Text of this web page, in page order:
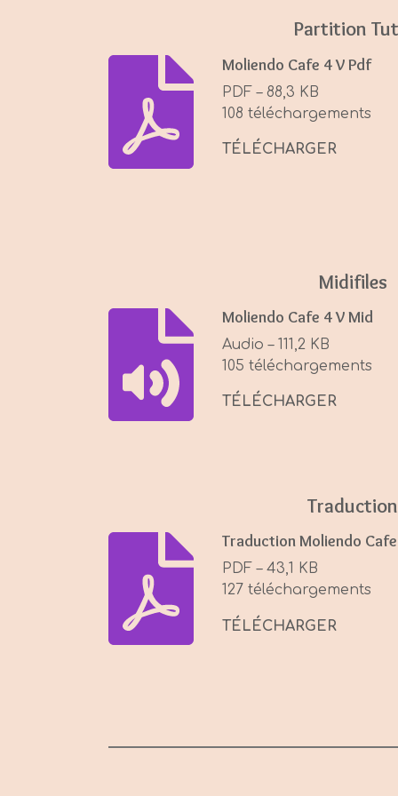
Partition
Moliendo Cafe 4 V Pdf
PDF – 88,3 KB
108 téléchargements
TÉLÉCHARGER
Midifiles
Moliendo Cafe 4 V Mid
Audio – 111,2 KB
105 téléchargements
TÉLÉCHARGER
Traduction
Traduction Moliendo
PDF – 43,1 KB
127 téléchargements
TÉLÉCHARGER